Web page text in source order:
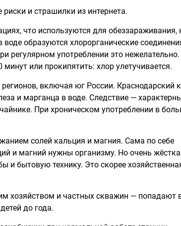
и страшилки из интернета.
что используются для обеззараживания,
образуются хлорорганические
регулярном употреблении это нежелательно.
или прокипятить: хлор улетучивается.
включая юг России. Краснодарский
и марганца в воде. Следствие —
При хроническом употреблении в
солей кальция и магния. Сама по себе
и магний нужны организму. Но очень
и бытовую технику. Это скорее
хозяйством и частных скважин — попадают
до года.